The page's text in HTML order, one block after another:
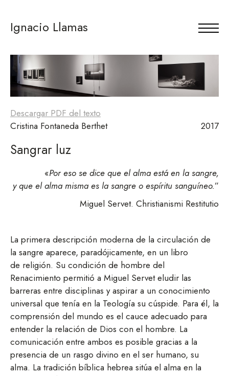
Ignacio Llamas
Cristina Fontaneda Berthet 2017
Descargar PDF del texto
Sangrar luz
«Por eso se dice que el alma está en la sangre,
y que el alma misma es la sangre o espíritu sanguíneo.”
Miguel Servet. Christianismi Restitutio
La primera descripción moderna de la circulación de
la sangre aparece, paradójicamente, en un libro
de religión. Su condición de hombre del
Renacimiento permitió a Miguel Servet eludir las
barreras entre disciplinas y aspirar a un conocimiento
universal que tenía en la Teología su cúspide. Para él, la
comprensión del mundo es el cauce adecuado para
entender la relación de Dios con el hombre. La
comunicación entre ambos es posible gracias a la
presencia de un rasgo divino en el ser humano, su
alma. La tradición bíblica hebrea sitúa el alma en la